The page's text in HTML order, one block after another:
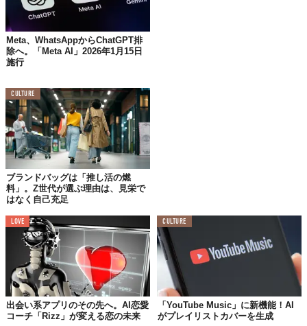
大卒就職者の3人に1人が3年以内に離職するというデータもある
現在、若手社員の定着は企業にとって大きな課題となっている。
ペンマークの調査によると、若手社員は上司の「高圧的な態度」
や「感情的な言動」を敬遠する傾向が強いという。
か」という切実な声が上がっており、両者の間には深い溝が存在
する。
このギャップを埋めるのが、『コミュトレZ』の根幹をなす、ア
ルバトロスが「退職代行モームリ」で蓄積した累計3万件以上のリ
アルな退職相談データ。
個人が特定できないよう完全に匿名加工されたこの膨大なテキス
Meta、WhatsAppからChatGPT排
除へ。「Meta AI」2026年1月15日
施行
CULTURE
ブランドバッグは「推し活の燃
料」。Z世代が選ぶ理由は、見栄で
はなく自己充足
LOVE
出会い系アプリのその先へ。AI恋愛
コーチ「Rizz」が変える恋の未来
CULTURE
「YouTube Music」に新機能！AI
がプレイリストカバーを生成